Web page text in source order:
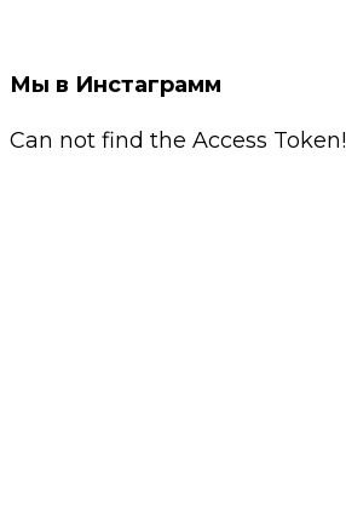
Мы в Инстаграмм
Can not find the Access Token!